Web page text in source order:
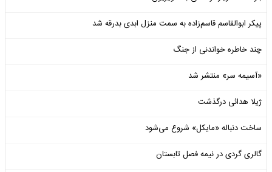
پیکر ابوالقاسم قاسم‌زاده به سمت منزل ابدی بدرقه شد
چند خاطره خواندنی از جنگ
«آسیمه سر» منتشر شد
ژیلا هدائی درگذشت
ساخت دنباله «مایکل» شروع می‌شود
گالری گردی در نیمه فصل تابستان